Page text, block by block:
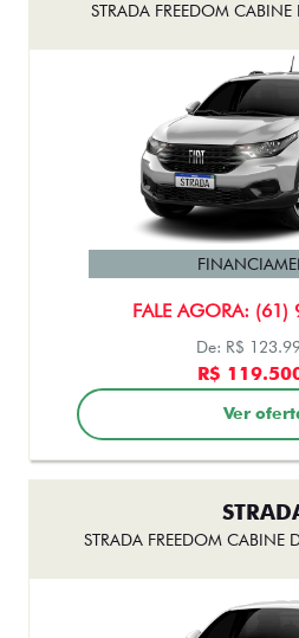
CRONOS DRIVE 1.3
FALE AGORA: (61)
De: R$
R$
Ver